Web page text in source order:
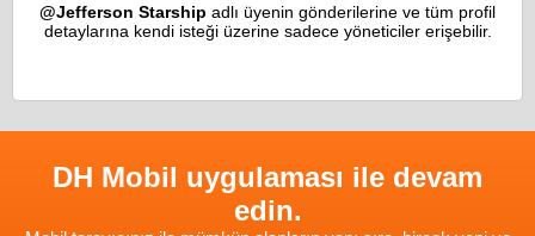
@Jefferson Starship adlı üyenin gönderilerine ve tüm profil
detaylarına kendi isteği üzerine sadece yöneticiler erişebilir.
DH Mobil uygulaması ile devam
edin.